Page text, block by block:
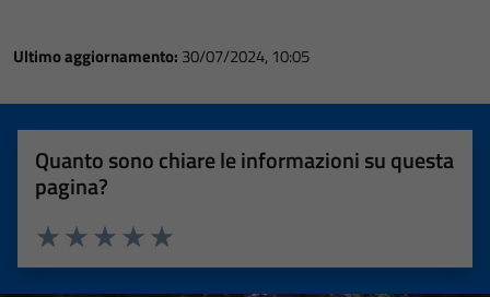
Ultimo aggiornamento: 30/07/2024, 10:05
Quanto sono chiare le informazioni su questa
pagina?
Valuta 5 stelle su 5
Valuta 4 stelle su 5
Valuta 3 stelle su 5
Valuta 2 stelle su 5
Valuta 1 stelle su 5